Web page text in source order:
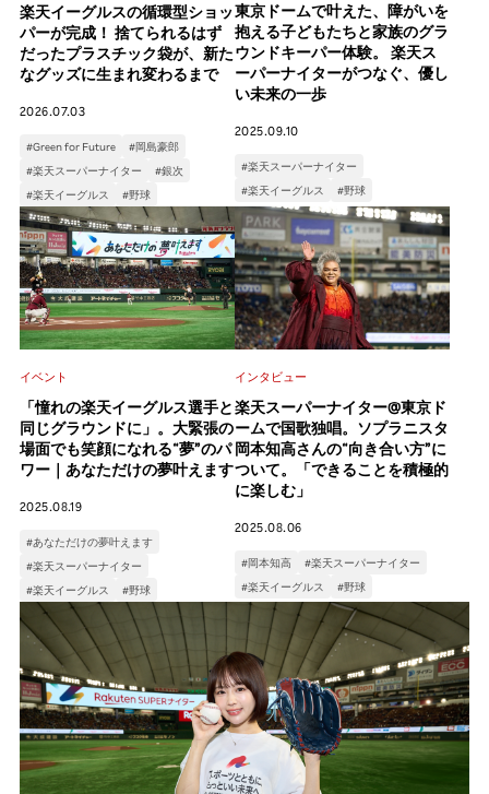
楽天イーグルスの循環型ショッ
パーが完成！ 捨てられるはず
だったプラスチック袋が、新た
なグッズに生まれ変わるまで
2026.07.03
#Green for Future
#岡島豪郎
#楽天スーパーナイター
#銀次
#楽天イーグルス
#野球
東京ドームで叶えた、障がいを
抱える子どもたちと家族のグラ
ウンドキーパー体験。 楽天ス
ーパーナイターがつなぐ、優し
い未来の一歩
2025.09.10
#楽天スーパーナイター
#楽天イーグルス
#野球
イベント
「憧れの楽天イーグルス選手と
同じグラウンドに」。大緊張の
場面でも笑顔になれる“夢”のパ
ワー｜あなただけの夢叶えます
2025.08.19
#あなただけの夢叶えます
#楽天スーパーナイター
#楽天イーグルス
#野球
インタビュー
楽天スーパーナイター@東京ド
ームで国歌独唱。ソプラニスタ
岡本知高さんの“向き合い方”に
ついて。「できることを積極的
に楽しむ」
2025.08.06
#岡本知高
#楽天スーパーナイター
#楽天イーグルス
#野球